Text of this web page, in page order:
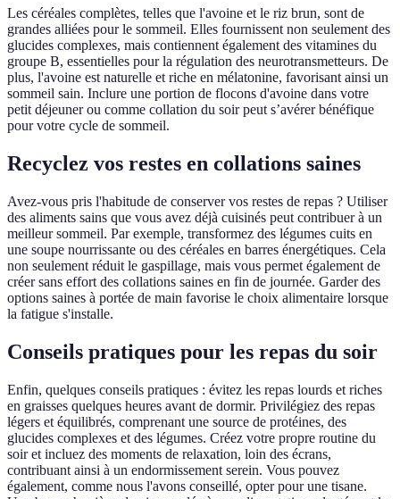
Les céréales complètes, telles que l'avoine et le riz brun, sont de
grandes alliées pour le sommeil. Elles fournissent non seulement des
glucides complexes, mais contiennent également des vitamines du
groupe B, essentielles pour la régulation des neurotransmetteurs. De
plus, l'avoine est naturelle et riche en mélatonine, favorisant ainsi un
sommeil sain. Inclure une portion de flocons d'avoine dans votre
petit déjeuner ou comme collation du soir peut s’avérer bénéfique
pour votre cycle de sommeil.
Recyclez vos restes en collations saines
Avez-vous pris l'habitude de conserver vos restes de repas ? Utiliser
des aliments sains que vous avez déjà cuisinés peut contribuer à un
meilleur sommeil. Par exemple, transformez des légumes cuits en
une soupe nourrissante ou des céréales en barres énergétiques. Cela
non seulement réduit le gaspillage, mais vous permet également de
créer sans effort des collations saines en fin de journée. Garder des
options saines à portée de main favorise le choix alimentaire lorsque
la fatigue s'installe.
Conseils pratiques pour les repas du soir
Enfin, quelques conseils pratiques : évitez les repas lourds et riches
en graisses quelques heures avant de dormir. Privilégiez des repas
légers et équilibrés, comprenant une source de protéines, des
glucides complexes et des légumes. Créez votre propre routine du
soir et incluez des moments de relaxation, loin des écrans,
contribuant ainsi à un endormissement serein. Vous pouvez
également, comme nous l'avons conseillé, opter pour une tisane.